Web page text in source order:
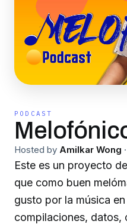
PODCAST
Hosted by Amilkar Wong ·
Este es un proyecto
que como buen
gusto por la música
compilaciones, datos,